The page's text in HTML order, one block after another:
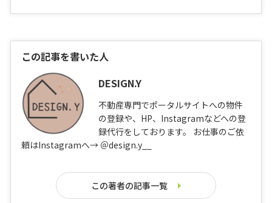
この記事を書いた人
DESIGN.Y
不動産専門でポータルサイトへの物件
の登録や、HP、Instagramなどへの登
録代行をしております。 お仕事のご依
頼はInstagramへ→ ＠design.y__
この著者の記事一覧